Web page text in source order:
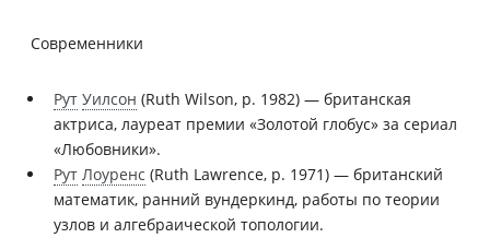
Современники
Рут Уилсон (Ruth Wilson, р. 1982) — британская
актриса, лауреат премии «Золотой глобус» за сериал
«Любовники».
Рут Лоуренс (Ruth Lawrence, р. 1971) — британский
математик, ранний вундеркинд, работы по теории
узлов и алгебраической топологии.